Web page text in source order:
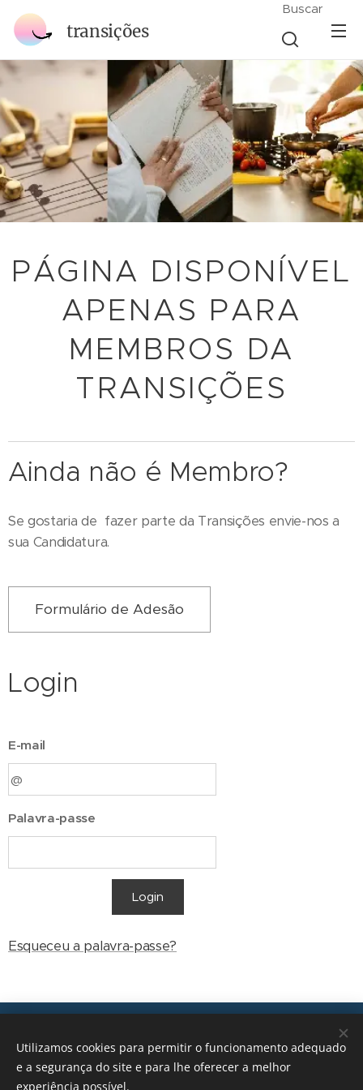
transições
Buscar
PÁGINA DISPONÍVEL
APENAS PARA
MEMBROS DA
TRANSIÇÕES
Ainda não é Membro?
Se gostaria de fazer parte da Transições envie-nos a
sua Candidatura.
Formulário de Adesão
Login
E-mail
Palavra-passe
Login
Esqueceu a palavra-passe?
geral@transicoes.pt
Utilizamos cookies para permitir o funcionamento adequado
e a segurança do site e para lhe oferecer a melhor
experiência possível.